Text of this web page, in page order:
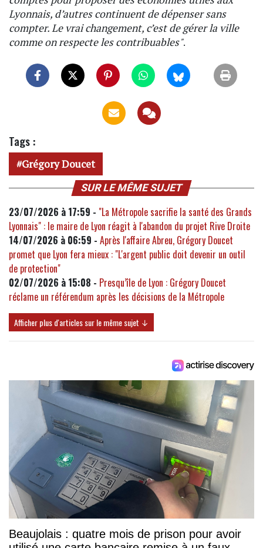
Lyonnais, d’autres continuent de dépenser sans
compter. Le vrai changement, c’est de gérer la ville
comme on respecte les contribuables".
Tags :
Grégory Doucet
SUR LE MÊME SUJET
23/07/2026 à 17:59 - "La Métropole sacrifie la santé des Grands
Lyonnais" : le maire de Lyon réagit à l'abandon du projet Rive Droite
14/07/2026 à 06:59 - Après l'affaire Abreu, Grégory Doucet
promet que Lyon fera mieux : "L'argent public doit devenir un outil
de protection"
02/07/2026 à 15:08 - Presqu’île de Lyon : Grégory Doucet
réclame un référendum après les décisions de la Métropole
Afficher plus d'articles sur le même sujet ↓
Beaujolais : quatre mois de prison pour avoir